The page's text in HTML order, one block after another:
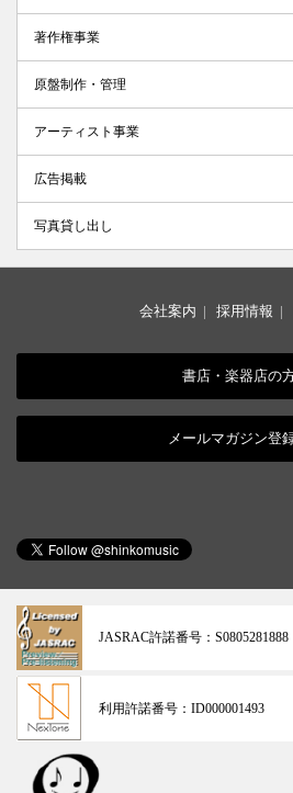
著作権事業
原盤制作・管理
アーティスト事業
広告掲載
写真貸し出し
会社案内 | 採用情報 |
書店・楽器店の
メールマガジン登
JASRAC許諾番号： S0805281888
利用許諾番号： ID000001493